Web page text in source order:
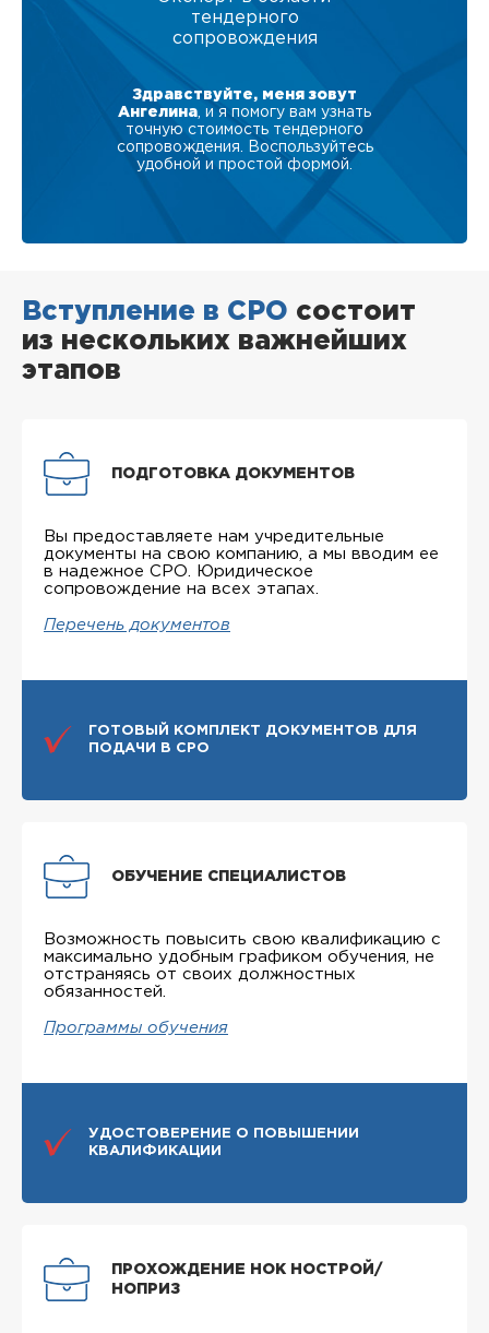
тендерного
сопровождения
Здравствуйте, меня зовут
Ангелина , и я помогу вам узнать
точную стоимость тендерного
сопровождения. Воспользуйтесь
удобной и простой формой.
Вступление в СРО состоит
из нескольких важнейших
этапов
ПОДГОТОВКА ДОКУМЕНТОВ
Вы предоставляете нам учредительные
документы на свою компанию, а мы вводим ее
в надежное СРО. Юридическое
сопровождение на всех этапах.
Перечень документов
ГОТОВЫЙ КОМПЛЕКТ ДОКУМЕНТОВ ДЛЯ
ПОДАЧИ В СРО
ОБУЧЕНИЕ СПЕЦИАЛИСТОВ
Возможность повысить свою квалификацию с
максимально удобным графиком обучения, не
отстраняясь от своих должностных
обязанностей.
Программы обучения
УДОСТОВЕРЕНИЕ О ПОВЫШЕНИИ
КВАЛИФИКАЦИИ
ПРОХОЖДЕНИЕ НОК НОСТРОЙ/
НОПРИЗ